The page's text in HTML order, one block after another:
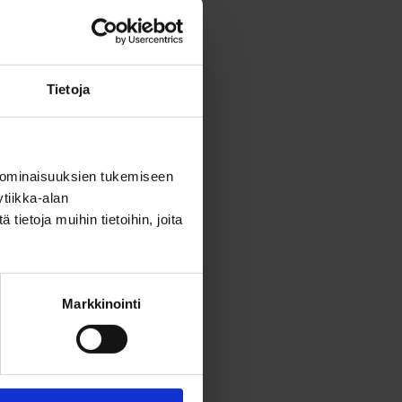
Tietoja
tukemiseen
alan
tietoja muihin tietoihin, joita
Markkinointi